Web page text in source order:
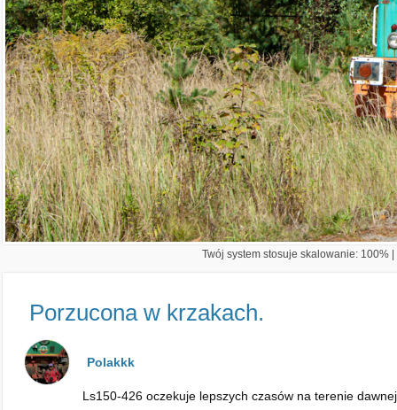
Twój system stosuje skalowanie: 100%
Porzucona w krzakach.
Polakkk
Ls150-426 oczekuje lepszych czasów na terenie